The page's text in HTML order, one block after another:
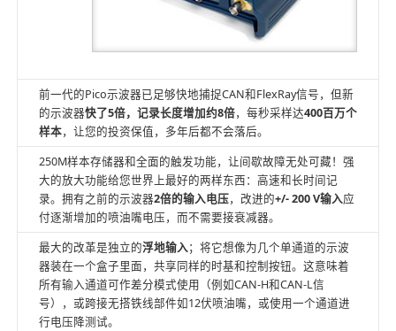
前一代的Pico示波器已足够快地捕捉CAN和FlexRay信号，但新
的示波器快了5倍， 记录长度增加约8倍，每秒采样达400百万个
样本，让您的投资保值，多年后都不会落后。
250M样本存储器和全面的触发功能，让间歇故障无处可藏！强
大的放大功能给您世界上最好的两样东西：高速和长时间记
录。拥有之前的示波器2倍的输入电压，改进的+/- 200 V输入应
付逐渐增加的喷油嘴电压，而不需要接衰减器。
最大的改革是独立的浮地输入；将它想像为几个单通道的示波
器装在一个盒子里面，共享同样的时基和控制按钮。这意味着
所有输入通道可作差分模式使用（例如CAN-H和CAN-L信
号），或跨接无搭铁线部件如12伏喷油嘴，或使用一个通道进
行电压降测试。